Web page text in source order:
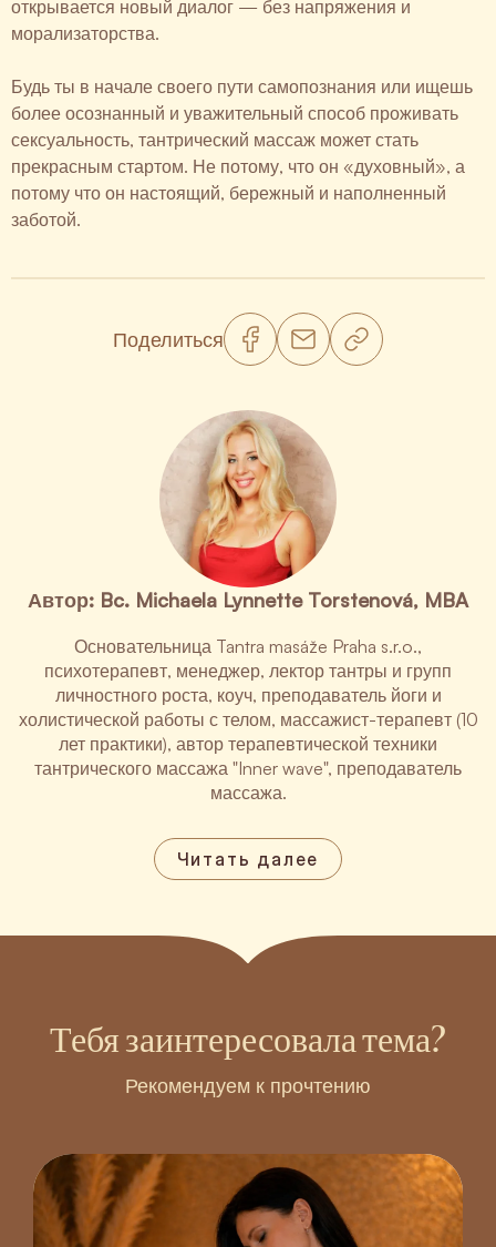
открывается новый диалог — без напряжения и
морализаторства.
Будь ты в начале своего пути самопознания или ищешь
более осознанный и уважительный способ проживать
сексуальность, тантрический массаж может стать
прекрасным стартом. Не потому, что он «духовный», а
потому что он настоящий, бережный и наполненный
заботой.
Поделиться
Автор: Bc. Michaela Lynnette Torstenová, MBA
Основательница Tantra masáže Praha s.r.o.,
психотерапевт, менеджер, лектор тантры и групп
личностного роста, коуч, преподаватель йоги и
холистической работы с телом, массажист-терапевт (10
лет практики), автор терапевтической техники
тантрического массажа "Inner wave", преподаватель
массажа.
Читать далее
Тебя заинтересовала тема?
Рекомендуем к прочтению